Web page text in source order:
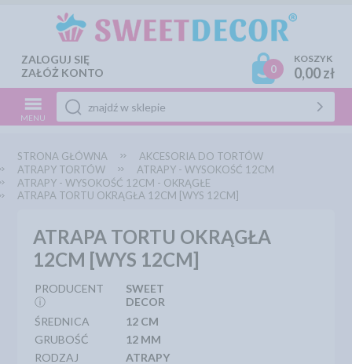
ZALOGUJ SIĘ
ZAŁÓŻ KONTO
0
KOSZYK
0,00 zł
MENU
STRONA GŁÓWNA
AKCESORIA DO TORTÓW
ATRAPY TORTÓW
ATRAPY - WYSOKOŚĆ 12CM
ATRAPY - WYSOKOŚĆ 12CM - OKRĄGŁE
ATRAPA TORTU OKRĄGŁA 12CM [WYS 12CM]
ATRAPA TORTU OKRĄGŁA
12CM [WYS 12CM]
PRODUCENT
ⓘ
SWEET
DECOR
ŚREDNICA
12 CM
GRUBOŚĆ
12 MM
RODZAJ
ATRAPY